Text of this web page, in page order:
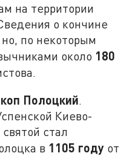
на территории
о кончине
но, по некоторым
около 180
Полоцкий.
Киево-
стал
в 1105 году от